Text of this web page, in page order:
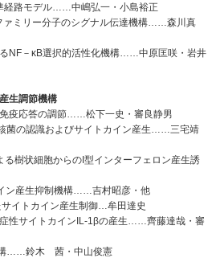
経路モデル……中嶋弘一・小島裕正
ミリー分子のシグナル伝達機構……森川真
NF－κB選択的活性化機構……中原匡咲・岩井
生調節機構
疫応答の調節……松下一史・審良静男
菌の認識およびサイトカイン産生……三宅靖
樹状細胞からのI型インターフェロン産生誘
ン産生抑制機構……吉村昭彦・他
イトカイン産生制御…牟田達史
性サイトカインIL-1βの産生……齊藤達哉・審
……鈴木 茜・中山俊憲